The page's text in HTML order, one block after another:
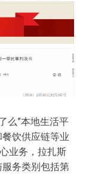
么”本地生活平
饮供应链等业
业务，拉扎斯
务类别包括第